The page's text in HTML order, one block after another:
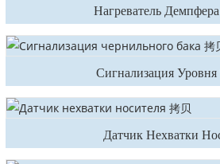
Нагреватель
Сигнализация
Датчик Нехватки